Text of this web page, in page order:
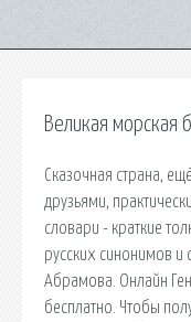
Великая морская
Сказочная страна,
друзьями,
словари - краткие
русских синонимов
Абрамова. Онлайн
бесплатно. Чтобы